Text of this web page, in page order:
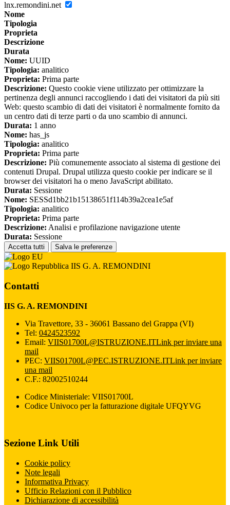
lnx.remondini.net
Nome
Tipologia
Proprieta
Descrizione
Durata
Nome: UUID
Tipologia: analitico
Proprieta: Prima parte
Descrizione: Questo cookie viene utilizzato per ottimizzare la
pertinenza degli annunci raccogliendo i dati dei visitatori da più siti
Web: questo scambio di dati dei visitatori è normalmente fornito da
un centro dati di terze parti o da uno scambio di annunci.
Durata: 1 anno
Nome: has_js
Tipologia: analitico
Proprieta: Prima parte
Descrizione: Più comunemente associato al sistema di gestione dei
contenuti Drupal. Drupal utilizza questo cookie per indicare se il
browser dei visitatori ha o meno JavaScript abilitato.
Durata: Sessione
Nome: SESSd1bb21b15138651f114b39a2cea1e5af
Tipologia: analitico
Proprieta: Prima parte
Descrizione: Analisi e profilazione navigazione utente
Durata: Sessione
Accetta tutti Salva le preferenze
IIS G. A. REMONDINI
Contatti
IIS G. A. REMONDINI
Via Travettore, 33 - 36061 Bassano del Grappa (VI)
Tel: 0424523592
Email: VIIS01700L@ISTRUZIONE.ITLink per inviare una
mail
PEC: VIIS01700L@PEC.ISTRUZIONE.ITLink per inviare
una mail
C.F.: 82002510244
Codice Ministeriale: VIIS01700L
Codice Univoco per la fatturazione digitale UFQYVG
Sezione Link Utili
Cookie policy
Note legali
Informativa Privacy
Ufficio Relazioni con il Pubblico
Dichiarazione di accessibilità